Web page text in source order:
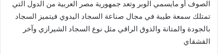
الصوف أو مايسمي الوبر وتعد جمهورية مصر العربية من الدول التي
تمتلك سمعة طيبة في مجال صناعة السجاد اليدوي فيتميز السجاد
بالجودة والمتانة والذوق الراقي مثل نوع السجاد الشيرازي وآخر
القشقاي